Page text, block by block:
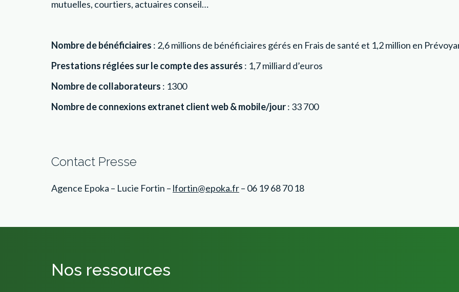
mutuelles, courtiers, actuaires conseil…
Nombre de bénéficiaires : 2,6 millions de bénéficiaires gérés en Frais de santé et 1,2 million en
Prestations réglées sur le compte des assurés : 1,7 milliard d’euros
Nombre de collaborateurs : 1300
Nombre de connexions extranet client web & mobile/jour: 33 700
Contact Presse
Agence Epoka – Lucie Fortin – lfortin@epoka.fr– 06 19 68 70 18
Nos ressources